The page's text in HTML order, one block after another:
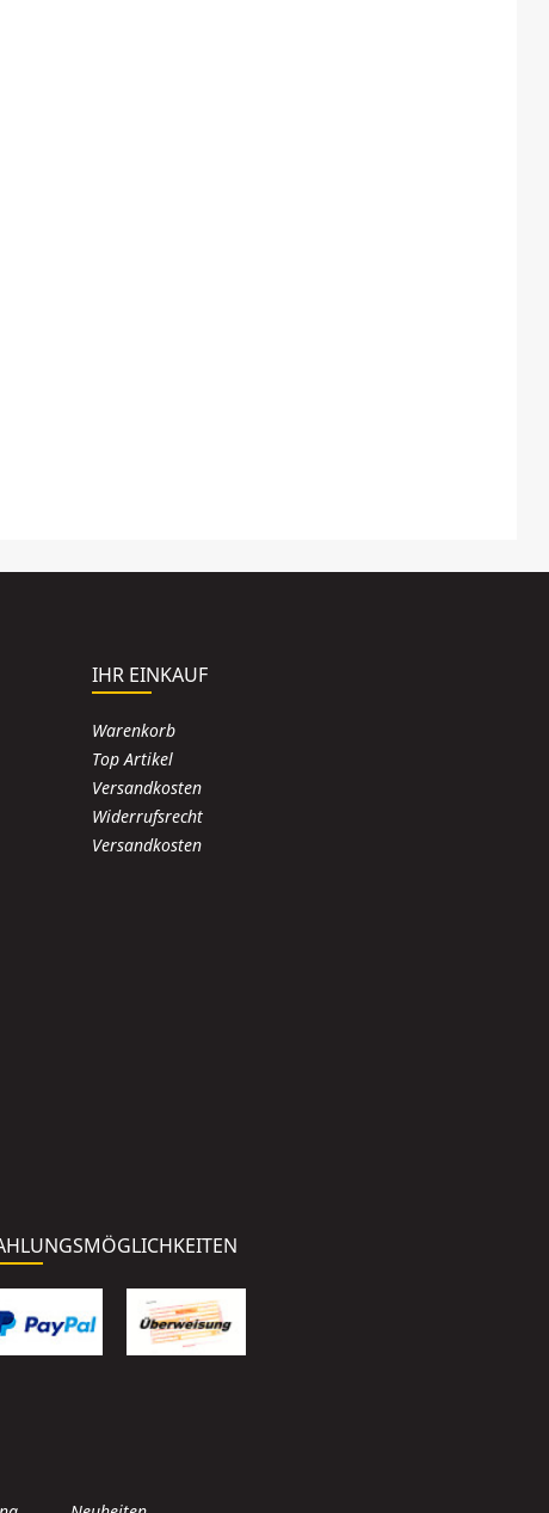
IHR EINKAUF
Warenkorb
Top Artikel
Versandkosten
Widerrufsrecht
Versandkosten